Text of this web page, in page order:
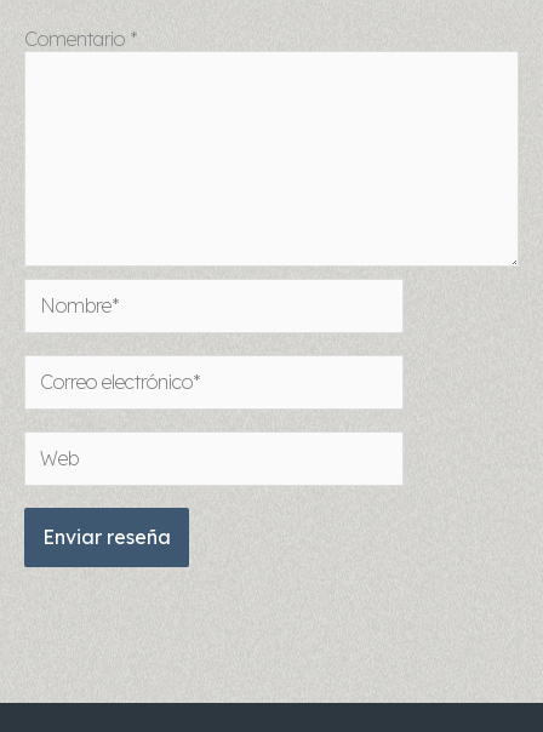
Comentario *
Nombre*
Correo
electrónico*
Web